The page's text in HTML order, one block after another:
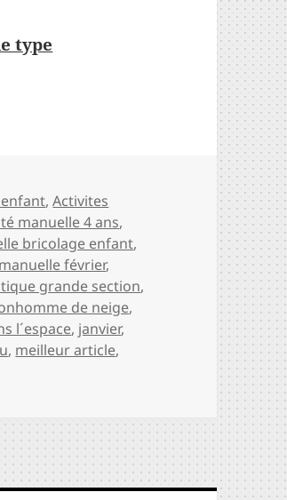
type
,Activites
manuelle 4 ans,
bricolage enfant,
février,
grande section,
de neige,
l´espace, janvier,
, meilleur article,